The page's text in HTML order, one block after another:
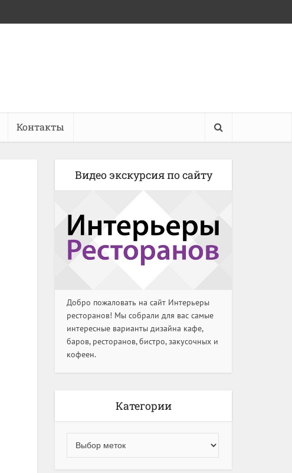
Контакты
Видео экскурсия по сайту
Добро пожаловать на сайт Интерьеры
ресторанов! Мы собрали для вас самые
интересные варианты дизайна кафе,
баров, ресторанов, бистро, закусочных и
кофеен.
Категории